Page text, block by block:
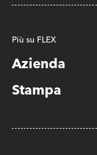
Più su FLEX
Azienda
Stampa